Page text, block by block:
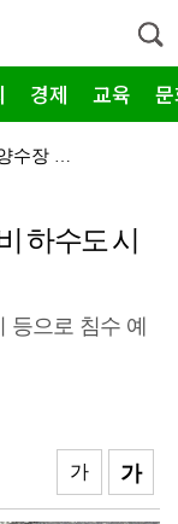
경제 교육
민형배 전남광주특별시장, '가뭄 비상' 현경양수장 용수…
전남광주특별시 '영농형태양광' 시동… 시·군 협력 간담…
강연
장…
하수도 시
등으로 침수 예
가
가